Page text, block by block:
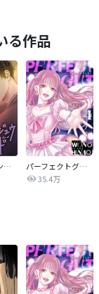
る作品
シンジュウエンド【タテヨミ】
パーフェクトグリッター
35.4万